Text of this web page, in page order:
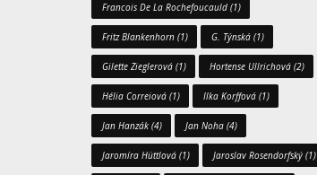
Francois De La Rochefoucauld (1)
Fritz Blankenhorn (1) G. Týnská (1)
Gilette Zieglerová (1) Hortense Ullrichová (2)
Hélia Correiová (1) Ilka Korffová (1)
Jan Hanzák (4) Jan Noha (4)
Jaromíra Hüttlová (1) Jaroslav Rosendorfský (1)